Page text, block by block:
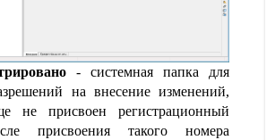
- системная папка для
на внесение изменений,
не присвоен регистрационный
присвоения такого номера